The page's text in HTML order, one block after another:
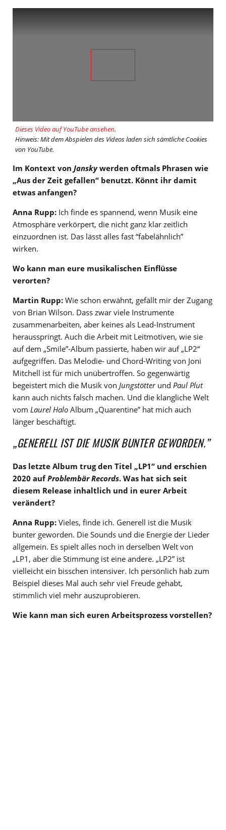
Dieses Video auf YouTube ansehen.
Hinweis: Mit dem Abspielen des Videos laden sich sämtliche Cookies
von YouTube.
Im Kontext von Janskywerden oftmals Phrasen wie
„Aus der Zeit gefallen“ benutzt. Könnt ihr damit
etwas anfangen?
Anna Rupp: Ich finde es spannend, wenn Musik eine
Atmosphäre verkörpert, die nicht ganz klar zeitlich
einzuordnen ist. Das lässt alles fast “fabelähnlich”
wirken.
Wo kann man eure musikalischen Einflüsse
verorten?
Martin Rupp: Wie schon erwähnt, gefällt mir der Zugang
von Brian Wilson. Dass zwar viele Instrumente
zusammenarbeiten, aber keines als Lead-Instrument
herausspringt. Auch die Arbeit mit Leitmotiven, wie sie
auf dem „Smile”-Album passierte, haben wir auf „LP2“
aufgegriffen. Das Melodie- und Chord-Writing von Joni
Mitchell ist für mich unübertroffen. So gegenwärtig
begeistert mich die Musik von Jungstötterund Paul Plut
kann auch nichts falsch machen. Und die klangliche Welt
vom Laurel Halo Album „Quarentine” hat mich auch
länger beschäftigt.
„GENERELL IST DIE MUSIK BUNTER GEWORDEN.”
Das letzte Album trug den Titel „LP1“ und erschien
2020 aufProblembär Records. Was hat sich seit
diesem Release inhaltlich und in eurer Arbeit
verändert?
Anna Rupp: Vieles, finde ich. Generell ist die Musik
bunter geworden. Die Sounds und die Energie der Lieder
allgemein. Es spielt alles noch in derselben Welt von
„LP1, aber die Stimmung ist eine andere. „LP2” ist
vielleicht ein bisschen intensiver. Ich persönlich hab zum
Beispiel dieses Mal auch sehr viel Freude gehabt,
stimmlich viel mehr auszuprobieren.
Wie kann man sich euren Arbeitsprozess vorstellen?